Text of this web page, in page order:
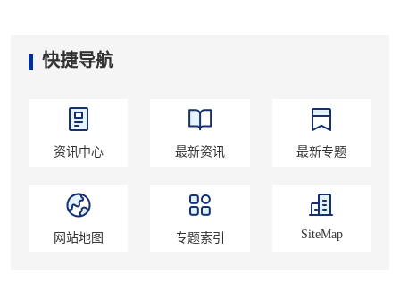
快捷导航
资讯中心 最新资讯 最新专题
网站地图 专题索引 SiteMap